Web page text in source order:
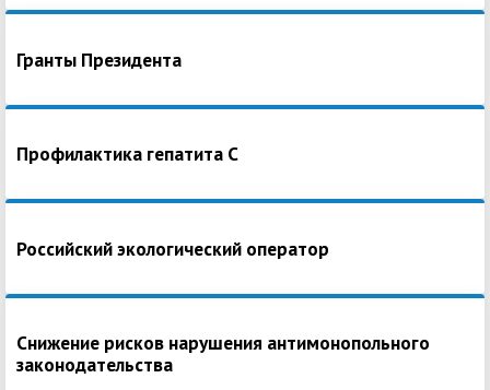
Гранты Президента
Профилактика гепатита С
Российский экологический оператор
Снижение рисков нарушения антимонопольного
законодательства